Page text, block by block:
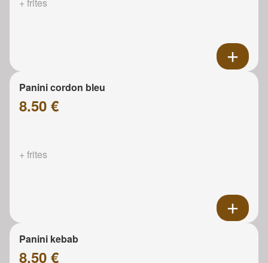
+ frites
Panini cordon bleu
8.50 €
+ frites
Panini kebab
8.50 €